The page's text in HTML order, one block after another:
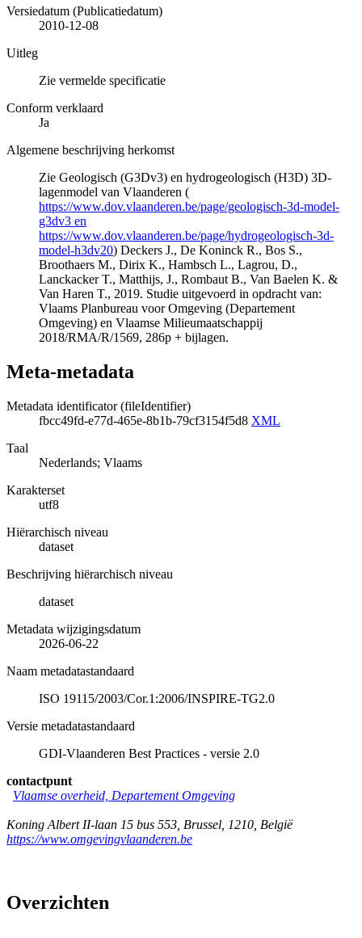
Versiedatum (Publicatiedatum)
2010-12-08
Uitleg
Zie vermelde specificatie
Conform verklaard
Ja
Algemene beschrijving herkomst
Zie Geologisch (G3Dv3) en hydrogeologisch (H3D) 3D-
lagenmodel van Vlaanderen (
https://www.dov.vlaanderen.be/page/geologisch-3d-model-
g3dv3 en
https://www.dov.vlaanderen.be/page/hydrogeologisch-3d-
model-h3dv20) Deckers J., De Koninck R., Bos S.,
Broothaers M., Dirix K., Hambsch L., Lagrou, D.,
Lanckacker T., Matthijs, J., Rombaut B., Van Baelen K. &
Van Haren T., 2019. Studie uitgevoerd in opdracht van:
Vlaams Planbureau voor Omgeving (Departement
Omgeving) en Vlaamse Milieumaatschappij
2018/RMA/R/1569, 286p + bijlagen.
Meta-metadata
Metadata identificator (fileIdentifier)
fbcc49fd-e77d-465e-8b1b-79cf3154f5d8 XML
Taal
Nederlands; Vlaams
Karakterset
utf8
Hiërarchisch niveau
dataset
Beschrijving hiërarchisch niveau
dataset
Metadata wijzigingsdatum
2026-06-22
Naam metadatastandaard
ISO 19115/2003/Cor.1:2006/INSPIRE-TG2.0
Versie metadatastandaard
GDI-Vlaanderen Best Practices - versie 2.0
contactpunt
Vlaamse overheid, Departement Omgeving
Koning Albert II-laan 15 bus 553 Brussel 1210 België
https://www.omgevingvlaanderen.be
Overzichten